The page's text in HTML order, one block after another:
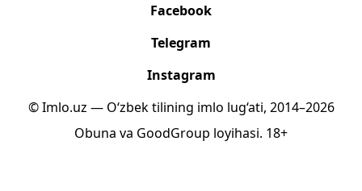
Facebook
Telegram
Instagram
© Imlo.uz — O‘zbek tilining imlo lug‘ati, 2014–2026
Obuna va GoodGroup loyihasi. 18+